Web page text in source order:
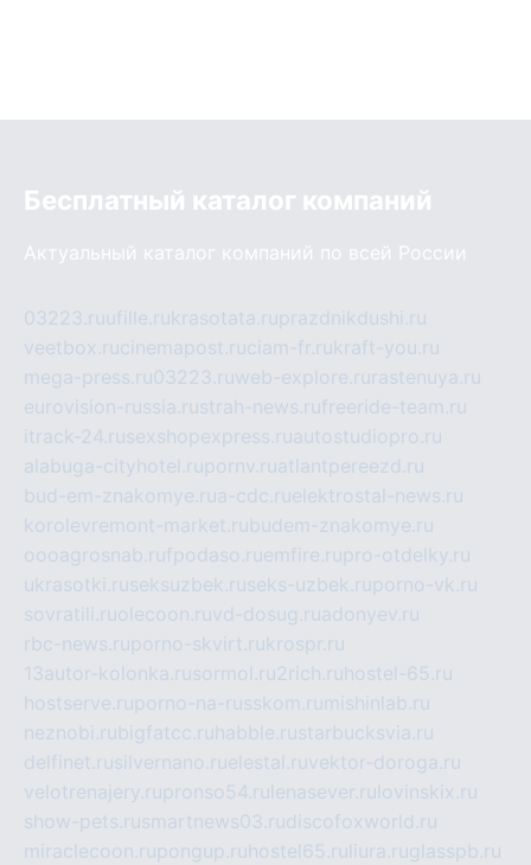
Бесплатный каталог компаний
Актуальный каталог компаний по всей России
03223.ruufille.rukrasotata.ruprazdnikdushi.ru
veetbox.rucinemapost.ruciam-fr.rukraft-you.ru
mega-press.ru03223.ruweb-explore.ru rastenuya.ru
eurovision-russia.rustrah-news.rufreeride-team.ru
itrack-24.rusexshopexpress.ruautostudiopro.ru
alabuga-cityhotel.rupornv.ruatlantpereezd.ru
bud-em-znakomye.rua-cdc.ruelektrostal-news.ru
korolevremont-market.rubudem-znakomye.ru
oooagrosnab.rufpodaso.ruemfire.rupro-otdelky.ru
ukrasotki.ruseksuzbek.ruseks-uzbek.ruporno-vk.ru
sovratili.ruolecoon.ruvd-dosug.ruadonyev.ru
rbc-news.ruporno-skvirt.rukrospr.ru
13autor-kolonka.rusormol.ru2rich.ru hostel-65.ru
hostserve.ruporno-na-russkom.ru mishinlab.ru
neznobi.rubigfatcc.ru habble.rustarbucksvia.ru
delfinet.rusilvernano.ruelestal.ruvektor-doroga.ru
velotrenajery.rupronso54.ru lenasever.ru lovinskix.ru
show-pets.rusmartnews03.rudiscofoxworld.ru
miraclecoon.rupongup.ru hostel65.ru liura.ruglasspb.ru